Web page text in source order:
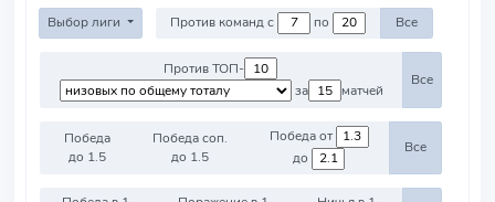
Выбор лиги Против команд с по Все
Против ТОП-
за
матчей
Все
Победа
до 1.5
Победа соп.
до 1.5
Победа от
до
Все